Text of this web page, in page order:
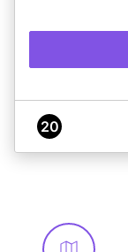
20